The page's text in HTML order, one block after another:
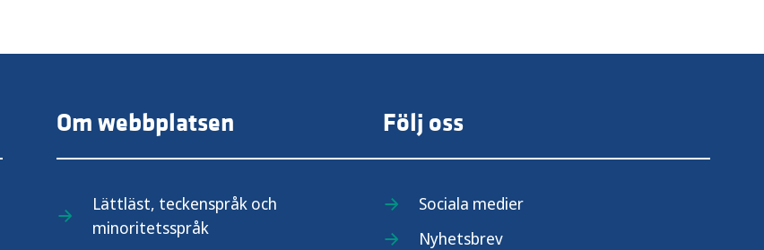
Om webbplatsen
Lättläst, teckenspråk och
minoritetsspråk
Följ oss
Sociala medier
Nyhetsbrev